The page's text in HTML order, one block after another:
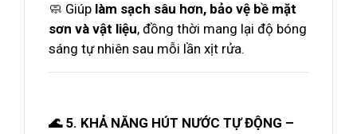
🧼 Giúp làm sạch sâu hơn, bảo vệ bề mặt
sơn và vật liệu, đồng thời mang lại độ bóng
sáng tự nhiên sau mỗi lần xịt rửa.
🌊 5. KHẢ NĂNG HÚT NƯỚC TỰ ĐỘNG –